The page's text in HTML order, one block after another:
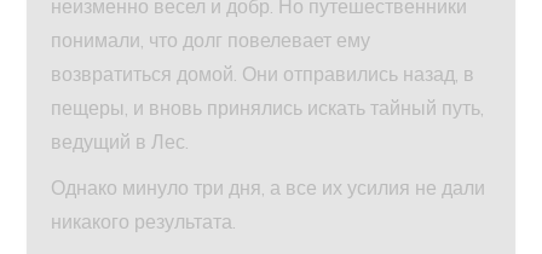
неизменно весел и добр. Но путешественники
понимали, что долг повелевает ему
возвратиться домой. Они отправились назад, в
пещеры, и вновь принялись искать тайный путь,
ведущий в Лес.
Однако минуло три дня, а все их усилия не дали
никакого результата.